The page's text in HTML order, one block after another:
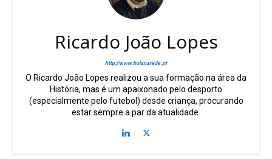
Ricardo João Lopes
http://www.bolanarede.pt
O Ricardo João Lopes realizou a sua formação na área da
História, mas é um apaixonado pelo desporto
(especialmente pelo futebol) desde criança, procurando
estar sempre a par da atualidade.